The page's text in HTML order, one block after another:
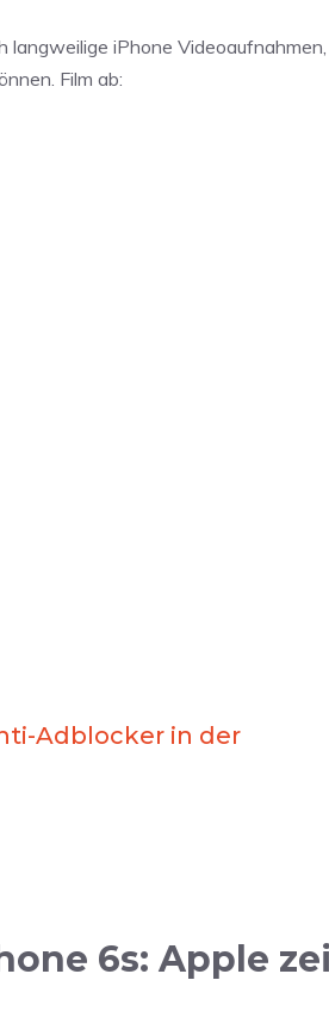
langweilige iPhone
Film ab:
Adblocker in der
6s: Apple